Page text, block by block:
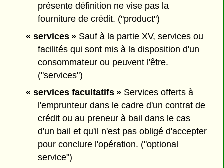
présente définition ne vise pas la
fourniture de crédit. ("product")
« services »Sauf à la partie XV, services ou
facilités qui sont mis à la disposition d'un
consommateur ou peuvent l'être.
("services")
« services facultatifs »Services offerts à
l'emprunteur dans le cadre d'un contrat de
crédit ou au preneur à bail dans le cas
d'un bail et qu'il n'est pas obligé d'accepter
pour conclure l'opération. ("optional
service")